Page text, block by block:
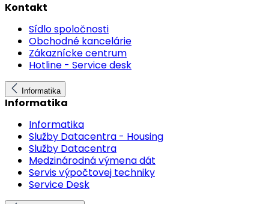
Kontakt
Sídlo spoločnosti
Obchodné kancelárie
Zákaznícke centrum
Hotline - Service desk
Informatika
Informatika
Informatika
Služby Datacentra - Housing
Služby Datacentra
Medzinárodná výmena dát
Servis výpočtovej techniky
Service Desk